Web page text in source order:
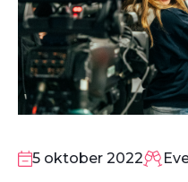
OKT5 oktober 2022